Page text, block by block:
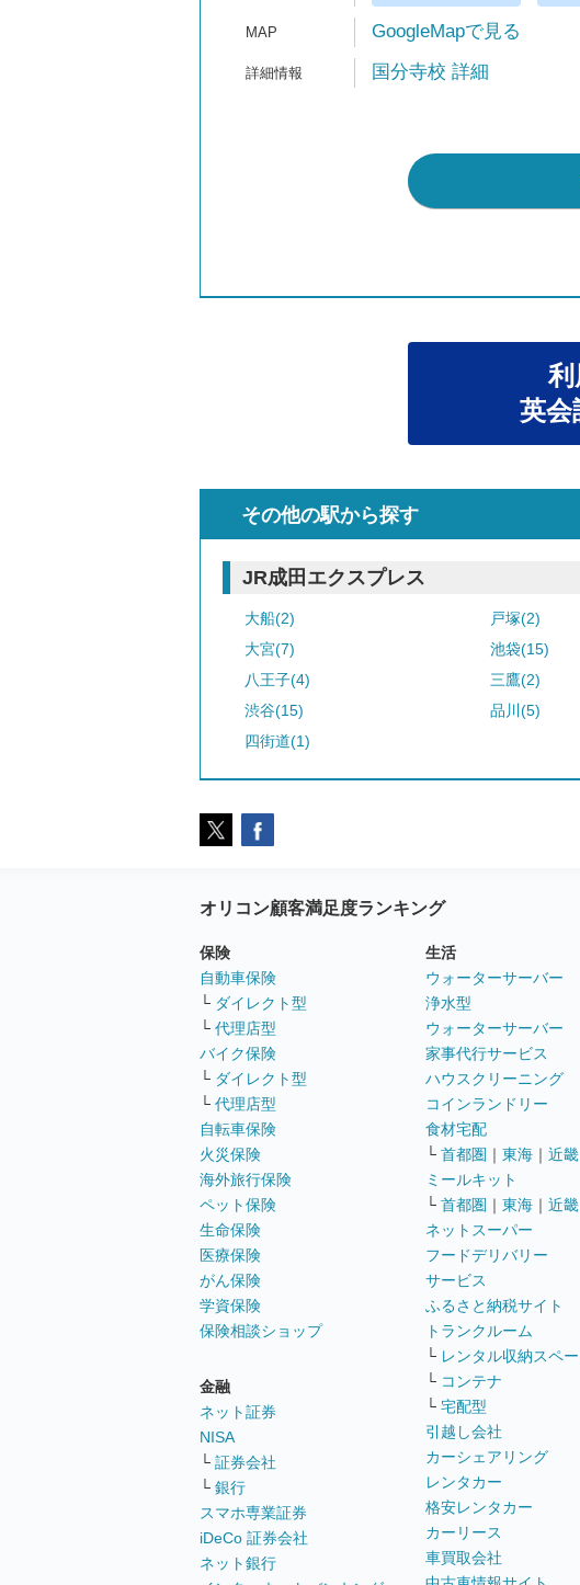
GoogleMapで見る
国分寺校 詳細
英会
その他の駅から探す
JR成田エクスプレス
大船(2) 戸塚(2)
大宮(7)
池袋(15)
八王子(4)
三鷹(2)
渋谷(15)
品川(5)
四街道(1)
オリコン顧客満足度ランキング
保険
自動車保険
└ ダイレクト型
└ 代理店型
バイク保険
└ ダイレクト型
└ 代理店型
自転車保険
火災保険
海外旅行保険
ペット保険
生命保険
医療保険
がん保険
学資保険
保険相談ショップ
金融
ネット証券
NISA
└ 証券会社
└ 銀行
スマホ専業証券
iDeCo 証券会社
ネット銀行
生活
ウォーターサーバー
浄水型
ウォーターサーバー
家事代行サービス
ハウスクリーニング
コインランドリー
食材宅配
└ 首都圏 ｜ 東海 ｜ 近畿
ミールキット
└ 首都圏 ｜ 東海 ｜ 近畿
ネットスーパー
フードデリバリー
サービス
ふるさと納税サイト
トランクルーム
└ レンタル収納スペー
└ コンテナ
└ 宅配型
引越し会社
カーシェアリング
レンタカー
格安レンタカー
カーリース
車買取会社